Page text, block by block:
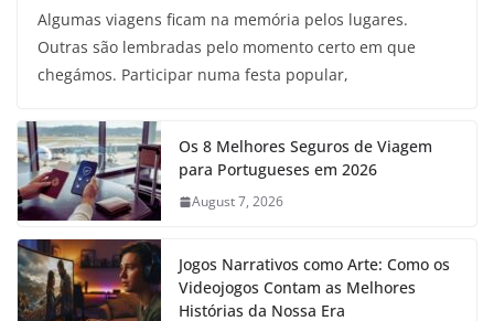
Algumas viagens ficam na memória pelos lugares.
Outras são lembradas pelo momento certo em que
chegámos. Participar numa festa popular,
Os 8 Melhores Seguros de Viagem
para Portugueses em 2026
August 7, 2026
Jogos Narrativos como Arte: Como os
Videojogos Contam as Melhores
Histórias da Nossa Era